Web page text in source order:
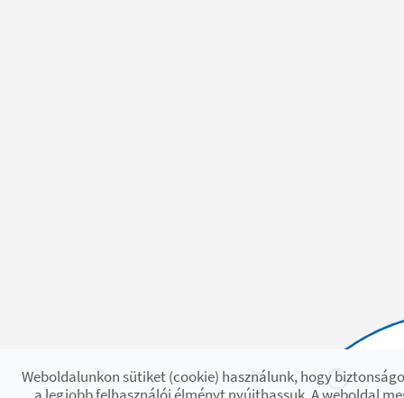
Weboldalunkon sütiket (cookie) használunk, hogy